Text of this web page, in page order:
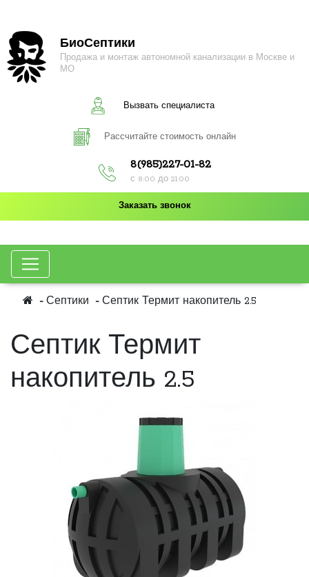
БиоСептики
Продажа и монтаж автономной канализации в Москве и
МО
Вызвать специалиста
Рассчитайте стоимость онлайн
8(985)227-01-82
с 8:00 до 21:00
Заказать звонок
Септики Септик Термит накопитель 2.5
Септик Термит
накопитель 2.5